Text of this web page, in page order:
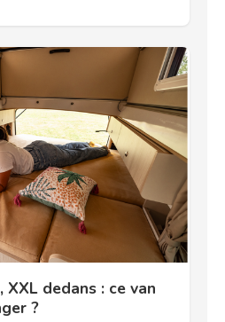
dedans : ce van
?